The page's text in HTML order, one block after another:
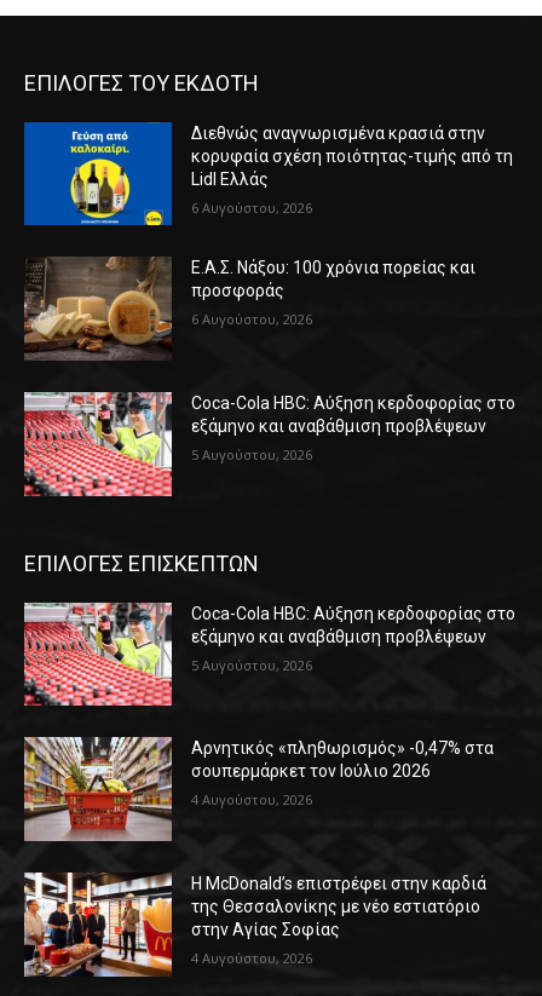
ΕΠΙΛΟΓΕΣ ΤΟΥ ΕΚΔΟΤΗ
Διεθνώς αναγνωρισμένα κρασιά στην
κορυφαία σχέση ποιότητας-τιμής από τη
Lidl Ελλάς
6 Αυγούστου, 2026
Ε.Α.Σ. Νάξου: 100 χρόνια πορείας και
προσφοράς
6 Αυγούστου, 2026
Coca-Cola HBC: Αύξηση κερδοφορίας στο
εξάμηνο και αναβάθμιση προβλέψεων
5 Αυγούστου, 2026
ΕΠΙΛΟΓΕΣ ΕΠΙΣΚΕΠΤΩΝ
Coca-Cola HBC: Αύξηση κερδοφορίας στο
εξάμηνο και αναβάθμιση προβλέψεων
5 Αυγούστου, 2026
Αρνητικός «πληθωρισμός» -0,47% στα
σουπερμάρκετ τον Ιούλιο 2026
4 Αυγούστου, 2026
Η McDonald’s επιστρέφει στην καρδιά
της Θεσσαλονίκης με νέο εστιατόριο
στην Αγίας Σοφίας
4 Αυγούστου, 2026